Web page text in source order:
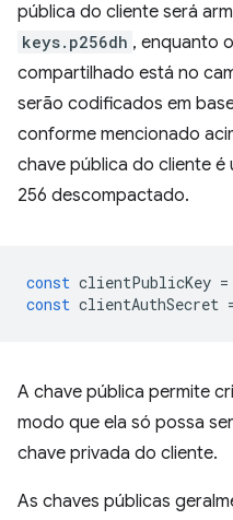
pública do cliente será
keys.p256dh , enquanto
compartilhado está no
serão codificados em
conforme mencionado
chave pública do cliente
256 descompactado.
const clientPublicKey =
const clientAuthSecret
A chave pública permite
modo que ela só possa
chave privada do cliente.
As chaves públicas